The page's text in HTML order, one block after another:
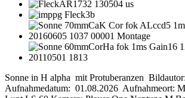
Sonne in H alpha mit Protuberanzen
Aufnahmedatum: 01.08.2026 Aufnahmeort: